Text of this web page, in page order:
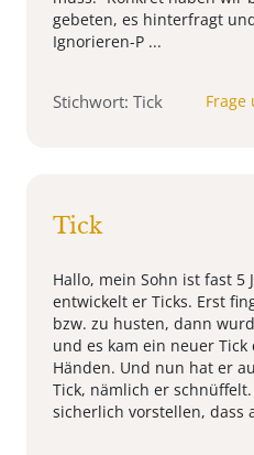
gebeten, es hinterfragt
Ignorieren-P ...
Stichwort: Tick Frage
Tick
Hallo, mein Sohn ist fast 5
entwickelt er Ticks. Erst
bzw. zu husten, dann
und es kam ein neuer
Händen. Und nun hat er
Tick, nämlich er
sicherlich vorstellen, dass